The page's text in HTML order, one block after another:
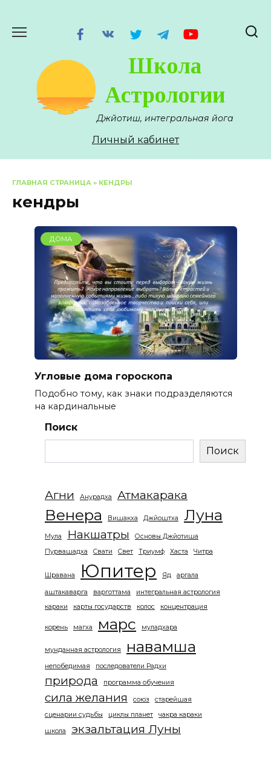
содержанию
Школа
Астрологии
Джйотиш, интегральная йога
Личный кабинет
ГЛАВНАЯ СТРАНИЦА » КЕНДРЫ
кендры
ДОМА
Угловые дома гороскопа
Подобно тому, как знаки подразделяются
на кардинальные
Поиск
Поиск
Агни Анурадха Атмакарака
Венера Вишакха Джйоштха Луна
Мула Накшатры
Основы Джйотиша
Пурвашадха
Свати Свет Триумф Хаста Читра
Шравана Юпитер Яд аргала
аштакаварга варготтама
интегральная астрология
караки
карты государств колос концентрация
корень магха марс муладхара
мунданная астрология навамша
непобедимая последователи Радхи
природа программа обучения
сила желания союз
старейшая
сценарии судьбы
циклы планет чакра караки
школа экзальтация Луны